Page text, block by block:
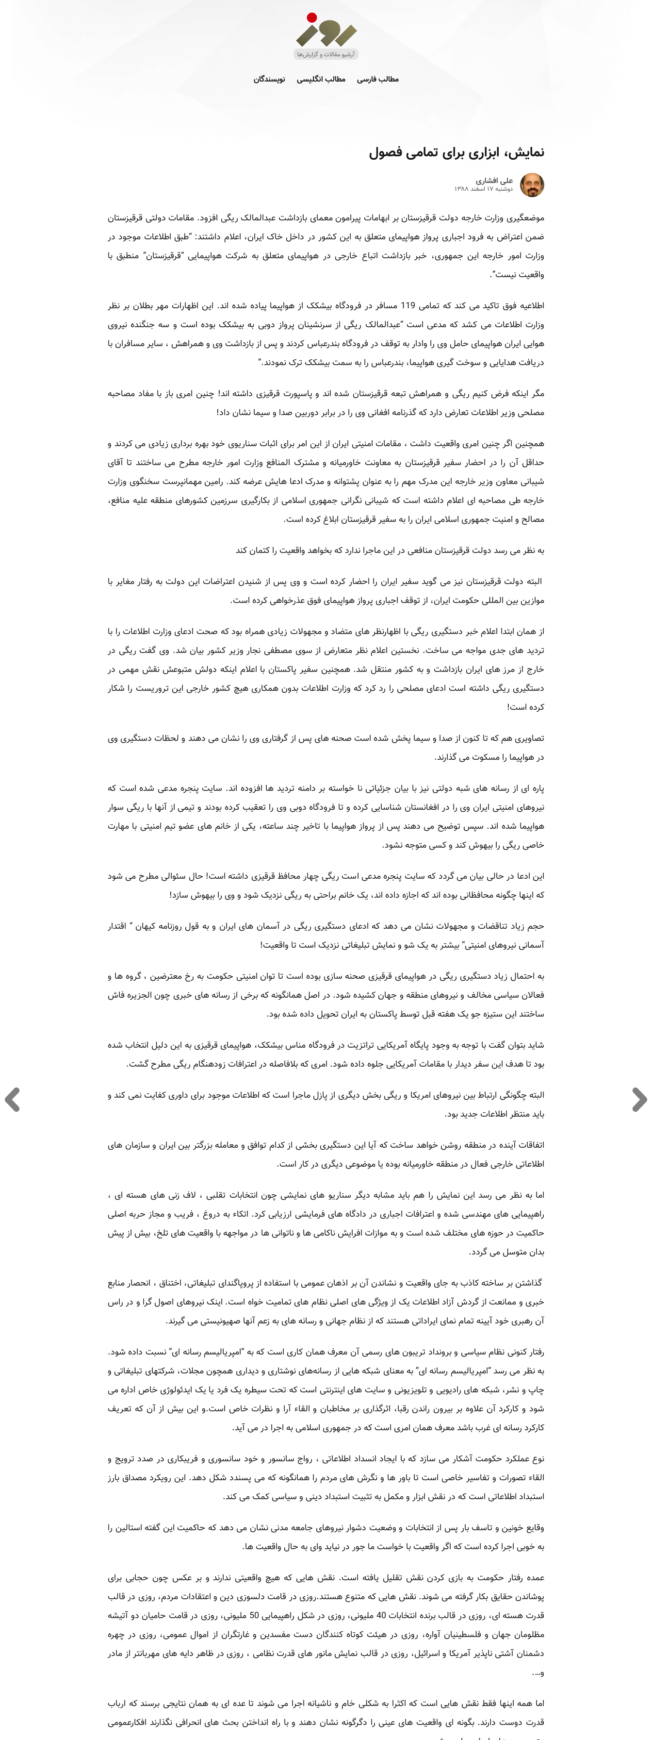
مطالب فارسی مطالب انگلیسی نویسندگان
نمایش، ابزاری برای تمامی فصول
علی افشاری
دوشنبه ۱۷ اسفند ۱۳۸۸
موضعگیری وزارت خارجه دولت قرقیزستان بر ابهامات پیرامون معمای بازداشت عبدالمالک ریگی افزود. مقامات دولتی قرقیزستان
ضمن اعتراض به فرود اجباری پرواز هواپیمای متعلق به این کشور در داخل خاک ایران، اعلام داشتند: “طبق اطلاعات موجود در
وزارت امور خارجه این جمهوری، خبر بازداشت اتباع خارجی در هواپیمای متعلق به شرکت هواپیمایی “قرقیزستان” منطبق با
واقعیت نیست”.
اطلاعیه فوق تاکید می کند که تمامی 119 مسافر در فرودگاه بیشکک از هواپیما پیاده شده اند. این اظهارات مهر بطلان بر نظر
وزارت اطلاعات می کشد که مدعی است “عبدالمالک ریگی از سرنشینان پرواز دوبی به بیشکک بوده است و سه جنگنده نیروی
هوایی ایران هواپیمای حامل وی را وادار به توقف در فرودگاه بندرعباس کردند و پس از بازداشت وی و همراهش ، سایر مسافران با
دریافت هدایایی و سوخت گیری هواپیما، بندرعباس را به سمت بیشکک ترک نمودند.”
مگر اینکه فرض کنیم ریگی و همراهش تبعه قرقیزستان شده اند و پاسپورت قرقیزی داشته اند! چنین امری باز با مفاد مصاحبه
مصلحی وزیر اطلاعات تعارض دارد که گذرنامه افغانی وی را در برابر دوربین صدا و سیما نشان داد!
همچنین اگر چنین امری واقعیت داشت ، مقامات امنیتی ایران از این امر برای اثبات سناریوی خود بهره برداری زیادی می کردند و
حداقل آن را در احضار سفیر قرقیزستان به معاونت خاورمیانه و مشترک المنافع وزارت امور خارجه مطرح می ساختند تا آقای
شیبانی معاون وزیر خارجه این مدرک مهم را به عنوان پشتوانه و مدرک ادعا هایش عرضه کند. رامین مهمانپرست سخنگوی وزارت
خارجه طی مصاحبه ای اعلام داشته است که شیبانی نگرانی جمهوری اسلامی از بکارگیری سرزمین کشورهای منطقه علیه منافع،
مصالح و امنیت جمهوری اسلامی ایران را به سفیر قرقیزستان ابلاغ کرده است.
به نظر می رسد دولت قرقیزستان منافعی در این ماجرا ندارد که بخواهد واقعیت را کتمان کند
البته دولت قرقیزستان نیز می گوید سفیر ایران را احضار کرده است و وی پس از شنیدن اعتراضات این دولت به رفتار مغایر با
موازین بین المللی حکومت ایران، از توقف اجباری پرواز هواپیمای فوق عذرخواهی کرده است.
از همان ابتدا اعلام خبر دستگیری ریگی با اظهارنظر های متضاد و مجهولات زیادی همراه بود که صحت ادعای وزارت اطلاعات را با
تردید های جدی مواجه می ساخت. نخستین اعلام نظر متعارض از سوی مصطفی نجار وزیر کشور بیان شد. وی گفت ریگی در
خارج از مرز های ایران بازداشت و به کشور منتقل شد. همچنین سفیر پاکستان با اعلام اینکه دولش متبوعش نقش مهمی در
دستگیری ریگی داشته است ادعای مصلحی را رد کرد که وزارت اطلاعات بدون همکاری هیچ کشور خارجی این تروریست را شکار
کرده است!
تصاویری هم که تا کنون از صدا و سیما پخش شده است صحنه های پس از گرفتاری وی را نشان می دهند و لحظات دستگیری وی
در هواپیما را مسکوت می گذارند.
پاره ای از رسانه های شبه دولتی نیز با بیان جزئیاتی نا خواسته بر دامنه تردید ها افزوده اند. سایت پنجره مدعی شده است که
نیروهای امنیتی ایران وی را در افغانستان شناسایی کرده و تا فرودگاه دوبی وی را تعقیب کرده بودند و تیمی از آنها با ریگی سوار
هواپیما شده اند. سپس توضیح می دهند پس از پرواز هواپیما با تاخیر چند ساعته، یکی از خانم های عضو تیم امنیتی با مهارت
خاصی ریگی را بیهوش کند و کسی متوجه نشود.
این ادعا در حالی بیان می گردد که سایت پنجره مدعی است ریگی چهار محافظ قرقیزی داشته است! حال سئوالی مطرح می شود
که اینها چگونه محافظانی بوده اند که اجازه داده اند، یک خانم براحتی به ریگی نزدیک شود و وی را بیهوش سازد!
حجم زیاد تناقضات و مجهولات نشان می دهد که ادعای دستگیری ریگی در آسمان های ایران و به قول روزنامه کیهان “ اقتدار
آسمانی نیروهای امنیتی” بیشتر به یک شو و نمایش تبلیغاتی نزدیک است تا واقعیت!
به احتمال زیاد دستگیری ریگی در هواپیمای قرقیزی صحنه سازی بوده است تا توان امنیتی حکومت به رخ معترضین ، گروه ها و
فعالان سیاسی مخالف و نیروهای منطقه و جهان کشیده شود. در اصل همانگونه که برخی از رسانه های خبری چون الجزیره فاش
ساختند این ستیزه جو یک هفته قبل توسط پاکستان به ایران تحویل داده شده بود.
شاید بتوان گفت با توجه به وجود پایگاه آمریکایی تراتزیت در فرودگاه مناس بیشکک، هواپیمای قرقیزی به این دلیل انتخاب شده
بود تا هدف این سفر دیدار با مقامات آمریکایی جلوه داده شود. امری که بلافاصله در اعترافات زودهنگام ریگی مطرح گشت.
البته چگونگی ارتباط بین نیروهای امریکا و ریگی بخش دیگری از پازل ماجرا است که اطلاعات موجود برای داوری کفایت نمی کند و
باید منتظر اطلاعات جدید بود.
اتفاقات آینده در منطقه روشن خواهد ساخت که آیا این دستگیری بخشی از کدام توافق و معامله بزرگتر بین ایران و سازمان های
اطلاعاتی خارجی فعال در منطقه خاورمیانه بوده یا موضوعی دیگری در کار است.
اما به نظر می رسد این نمایش را هم باید مشابه دیگر سناریو های نمایشی چون انتخابات تقلبی ، لاف زنی های هسته ای ،
راهپیمایی های مهندسی شده و اعترافات اجباری در دادگاه های فرمایشی ارزیابی کرد. اتکاء به دروغ ، فریب و مجاز حربه اصلی
حاکمیت در حوزه های مختلف شده است و به موازات افرایش ناکامی ها و ناتوانی ها در مواجهه با واقعیت های تلخ، بیش از پیش
بدان متوسل می گردد.
گذاشتن بر ساخته کاذب به جای واقعیت و نشاندن آن بر اذهان عمومی با استفاده از پروپاگندای تبلیغاتی، اختناق ، انحصار منابع
خبری و ممانعت از گردش آزاد اطلاعات یک از ویژگی های اصلی نظام های تمامیت خواه است. اینک نیروهای اصول گرا و در راس
آن رهبری خود آیینه تمام نمای ایراداتی هستند که از نظام جهانی و رسانه های به زعم آنها صهیونیستی می گیرند.
رفتار کنونی نظام سیاسی و برونداد تریبون های رسمی آن معرف همان کاری است که به “امپریالیسم رسانه ای” نسبت داده شود.
به نظر می رسد “امپریالیسم رسانه ای” به معنای شبکه هایی از رسانه‌های نوشتاری و دیداری همچون مجلات، شرکتهای تبلیغاتی و
چاپ و نشر، شبکه های رادیویی و تلویزیونی و سایت های اینترنتی است که تحت سیطره یک فرد یا یک ایدئولوژی خاص اداره می
شود و کارکرد آن علاوه بر بیرون راندن رقبا، اثرگذاری بر مخاطبان و القاء آرا و نظرات خاص است.و این بیش از آن که تعریف
کارکرد رسانه ای غرب باشد معرف همان امری است که در جمهوری اسلامی به اجرا در می آید.
نوع عملکرد حکومت آشکار می سازد که با ایجاد انسداد اطلاعاتی ، رواج سانسور و خود سانسوری و فریبکاری در صدد ترویج و
القاء تصورات و تفاسیر خاصی است تا باور ها و نگرش های مردم را همانگونه که می پسندد شکل دهد. این رویکرد مصداق بارز
استبداد اطلاعاتی است که در نقش ابزار و مکمل به تثبیت استبداد دینی و سیاسی کمک می کند.
وقایع خونین و تاسف بار پس از انتخابات و وضعیت دشوار نیروهای جامعه مدنی نشان می دهد که حاکمیت این گفته استالین را
به خوبی اجرا کرده است که اگر واقعیت با خواست ما جور در نیاید وای به حال واقعیت ها.
عمده رفتار حکومت به بازی کردن نقش تقلیل یافته است. نقش هایی که هیچ واقعیتی ندارند و بر عکس چون حجابی برای
پوشاندن حقایق بکار گرفته می شوند. نقش هایی که متنوع هستند.روزی در قامت دلسوزی دین و اعتقادات مردم، روزی در قالب
قدرت هسته ای، روزی در قالب برنده انتخابات 40 ملیونی، روزی در شکل راهپیمایی 50 ملیونی، روزی در قامت حامیان دو آتیشه
مظلومان جهان و فلسطینیان آواره، روزی در هیئت کوتاه کنندگان دست مفسدین و غارتگران از اموال عمومی، روزی در چهره
دشمنان آشتی ناپذیر آمریکا و اسرائیل، روزی در قالب نمایش مانور های قدرت نظامی ، روزی در ظاهر دایه های مهربانتر از مادر
و….
اما همه اینها فقط نقش هایی است که اکثرا به شکلی خام و ناشیانه اجرا می شوند تا عده ای به همان نتایجی برسند که ارباب
قدرت دوست دارند. بگونه ای واقعیت های عینی را دگرگونه نشان دهند و با راه انداختن بحث های انحرافی نگذارند افکارعمومی